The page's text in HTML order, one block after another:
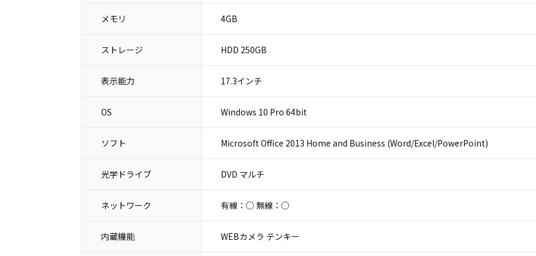
メモリ 4GB
ストレージ HDD 250GB
表示能力 17.3インチ
OS Windows 10 Pro 64bit
ソフト Microsoft Office 2013 Home and Business (Word/Excel/PowerPoint)
光学ドライブ DVD マルチ
ネットワーク 有線：○ 無線：○
内蔵機能 WEBカメラ テンキー